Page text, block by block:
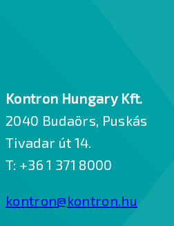
Kontron Hungary Kft.
2040 Budaörs, Puskás
Tivadar út 14.
T: +36 1 371 8000
kontron@kontron.hu